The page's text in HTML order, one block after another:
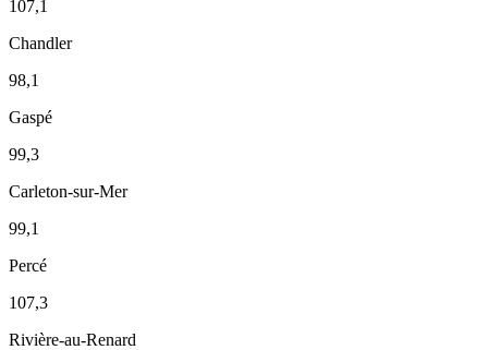
107,1
Chandler
98,1
Gaspé
99,3
Carleton-sur-Mer
99,1
Percé
107,3
Rivière-au-Renard